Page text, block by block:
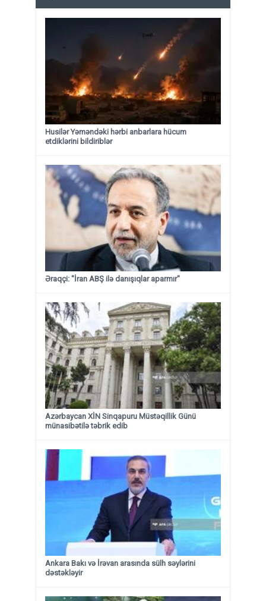
Husilər Yəməndəki hərbi anbarlara hücum
etdiklərini bildiriblər
Əraqçi: "İran ABŞ ilə danışıqlar aparmır"
Azərbaycan XİN Sinqapuru Müstəqillik Günü
münasibətilə təbrik edib
Ankara Bakı və İrəvan arasında sülh səylərini
dəstəkləyir